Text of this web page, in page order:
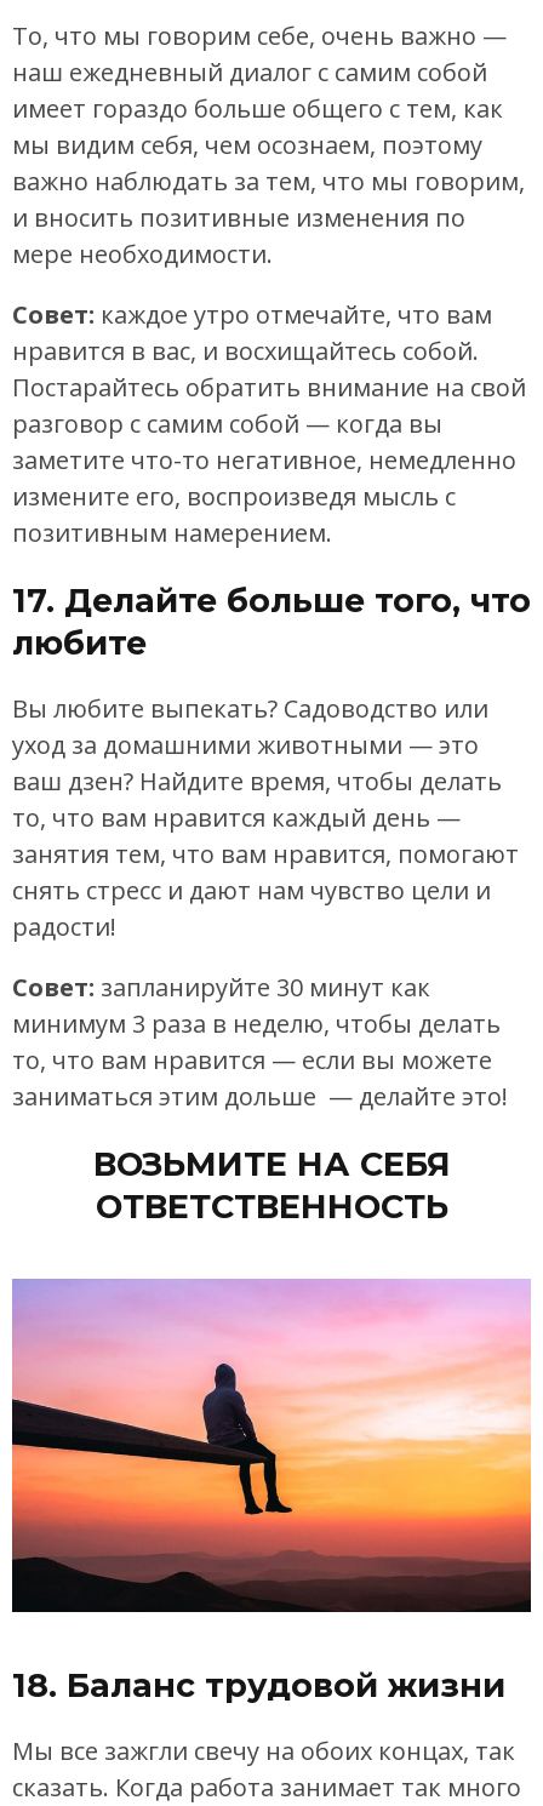
То, что мы говорим себе, очень важно —
наш ежедневный диалог с самим собой
имеет гораздо больше общего с тем, как
мы видим себя, чем осознаем, поэтому
важно наблюдать за тем, что мы говорим,
и вносить позитивные изменения по
мере необходимости.
Совет: каждое утро отмечайте, что вам
нравится в вас, и восхищайтесь собой.
Постарайтесь обратить внимание на свой
разговор с самим собой — когда вы
заметите что-то негативное, немедленно
измените его, воспроизведя мысль с
позитивным намерением.
17. Делайте больше того, что
любите
Вы любите выпекать? Садоводство или
уход за домашними животными — это
ваш дзен? Найдите время, чтобы делать
то, что вам нравится каждый день —
занятия тем, что вам нравится, помогают
снять стресс и дают нам чувство цели и
радости!
Совет: запланируйте 30 минут как
минимум 3 раза в неделю, чтобы делать
то, что вам нравится — если вы можете
заниматься этим дольше — делайте это!
ВОЗЬМИТЕ НА СЕБЯ
ОТВЕТСТВЕННОСТЬ
18. Баланс трудовой жизни
Мы все зажгли свечу на обоих концах, так
сказать. Когда работа занимает так много